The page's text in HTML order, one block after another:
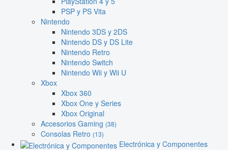
PSP y PS Vita
Nintendo
Nintendo 3DS y 2DS
Nintendo DS y DS Lite
Nintendo Retro
Nintendo Switch
Nintendo Wii y Wii U
Xbox
Xbox 360
Xbox One y Series
Xbox Original
Accesorios Gaming (38)
Consolas Retro (13)
Electrónica y Componentes